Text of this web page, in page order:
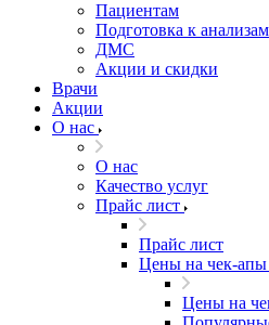
Пациентам
Подготовка к анализам
­ДМС
­Акции и скидки
Врачи
Акции
О нас
О нас
Качество услуг
Прайс лист
Прайс лист
​​​​​Цены на чек-апы
​​​​​Цены на